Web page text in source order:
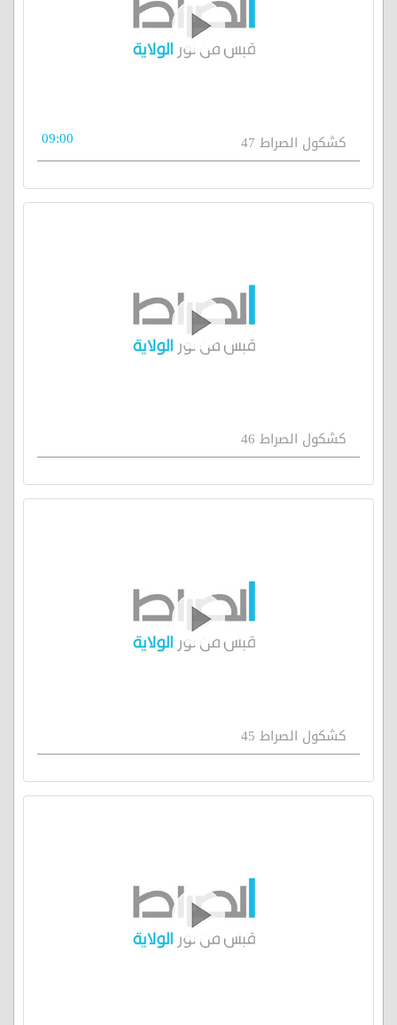
كشكول الصراط 47 09:00
كشكول الصراط 46
كشكول الصراط 45